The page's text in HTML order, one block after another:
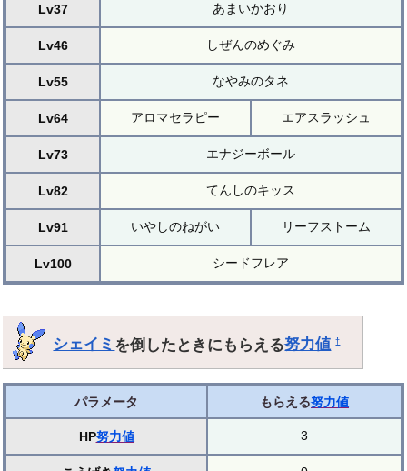
Lv37 あまいかおり
Lv46 しぜんのめぐみ
Lv55 なやみのタネ
Lv64 アロマセラピー エアスラッシュ
Lv73 エナジーボール
Lv82 てんしのキッス
Lv91 いやしのねがい リーフストーム
Lv100 シードフレア
シェイミ を倒したときにもらえる努力値 †
パラメータ もらえる努力値
HP努力値 3